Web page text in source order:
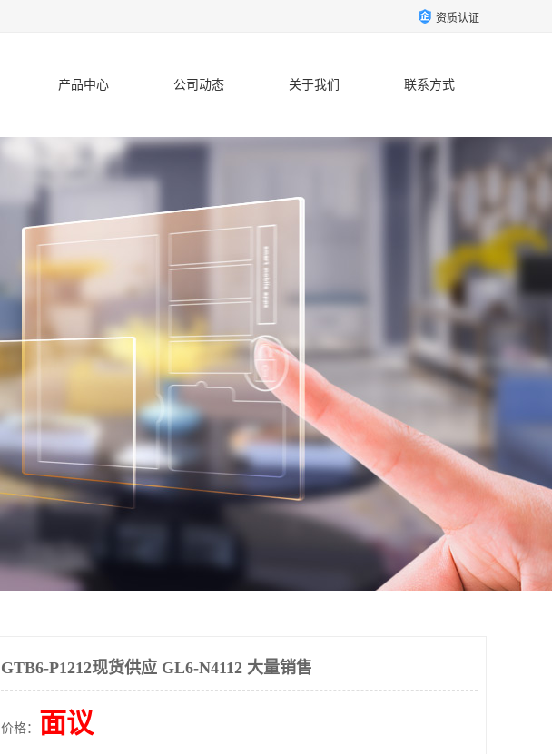
资质认证
产品中心 公司动态 关于我们 联系方式
GTB6-P1212现货供应 GL6-N4112 大量销售
价格： 面议